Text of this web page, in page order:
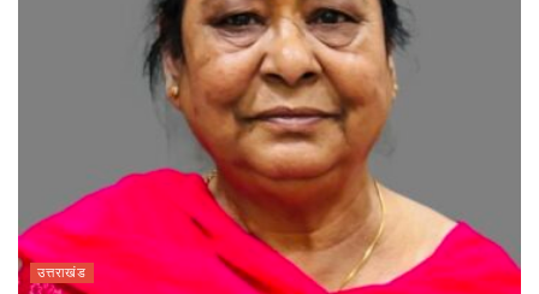
उत्तराखंड